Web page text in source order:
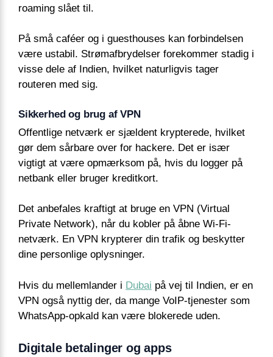
roaming slået til.
På små caféer og i guesthouses kan forbindelsen
være ustabil. Strømafbrydelser forekommer stadig i
visse dele af Indien, hvilket naturligvis tager
routeren med sig.
Sikkerhed og brug af VPN
Offentlige netværk er sjældent krypterede, hvilket
gør dem sårbare over for hackere. Det er især
vigtigt at være opmærksom på, hvis du logger på
netbank eller bruger kreditkort.
Det anbefales kraftigt at bruge en VPN (Virtual
Private Network), når du kobler på åbne Wi-Fi-
netværk. En VPN krypterer din trafik og beskytter
dine personlige oplysninger.
Hvis du mellemlander i Dubai på vej til Indien, er en
VPN også nyttig der, da mange VoIP-tjenester som
WhatsApp-opkald kan være blokerede uden.
Digitale betalinger og apps